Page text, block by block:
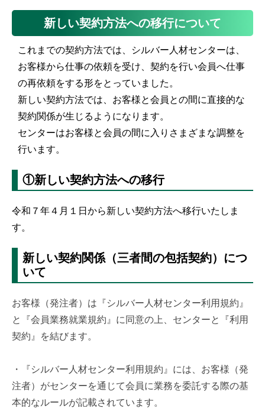
新しい契約方法への移行について
これまでの契約方法では、シルバー人材センターは、
お客様から仕事の依頼を受け、契約を行い会員へ仕事
の再依頼をする形をとっていました。
新しい契約方法では、お客様と会員との間に直接的な
契約関係が生じるようになります。
センターはお客様と会員の間に入りさまざまな調整を
行います。
①新しい契約方法への移行
令和７年４月１日から新しい契約方法へ移行いたしま
す。
新しい契約関係（三者間の包括契約）につ
いて
お客様（発注者）は『シルバー人材センター利用規約 』
と『会員業務就業規約 』に同意の上、センターと『利用
契約』を結びます。
・『シルバー人材センター利用規約』には、お客様（発
注者）がセンターを通じて会員に業務を委託する際の基
本的なルールが記載されています。